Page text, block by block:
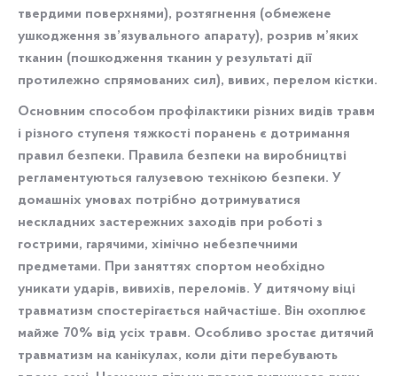
твердими поверхнями), розтягнення (обмежене
ушкодження зв’язувального апарату), розрив м’яких
тканин (пошкодження тканин у результаті дії
протилежно спрямованих сил), вивих, перелом кістки.
Основним способом профілактики різних видів травм
і різного ступеня тяжкості поранень є дотримання
правил безпеки. Правила безпеки на виробництві
регламентуються галузевою технікою безпеки. У
домашніх умовах потрібно дотримуватися
нескладних застережних заходів при роботі з
гострими, гарячими, хімічно небезпечними
предметами. При заняттях спортом необхідно
уникати ударів, вивихів, переломів. У дитячому віці
травматизм спостерігається найчастіше. Він охоплює
майже 70% від усіх травм. Особливо зростає дитячий
травматизм на канікулах, коли діти перебувають